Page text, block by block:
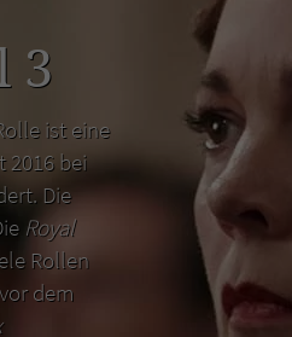
3
ist eine
2016 bei
Die
Royal
Rollen
dem